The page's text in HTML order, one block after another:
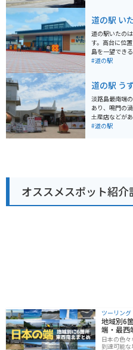
をふんだんに使
クで訪れる際
駐車場が利用
あり、瀬戸内
ます。道の駅
道の駅 い
道の駅いたの
す。高台に位
島を一望でき
地元の新鮮な
パンや、旬のフ
イクで訪れる
いるので安心
場の札所や、
めのスポット
ったスイーツ
#道の駅
道の駅 う
淡路島最南端
あり、鳴門の
土産店などが
ーガーなどが
の「The あわ
ジソース〜」
さんでにぎわ
ノラマ景色が
です。
#道の駅
オススメスポット紹介
ツーリング
地域別6
端・最西
日本の色
到達可能